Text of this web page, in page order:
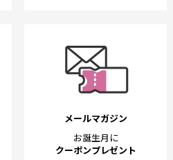
メールマガジン
お誕生月に
クーポンプレゼント